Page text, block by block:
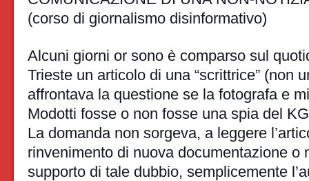
(corso di giornalismo disinformativo)
Alcuni giorni or sono è comparso sul
Trieste un articolo di una “scrittrice” (non
affrontava la questione se la fotografa e
Modotti fosse o non fosse una spia del
La domanda non sorgeva, a leggere
rinvenimento di nuova documentazione o
supporto di tale dubbio, semplicemente